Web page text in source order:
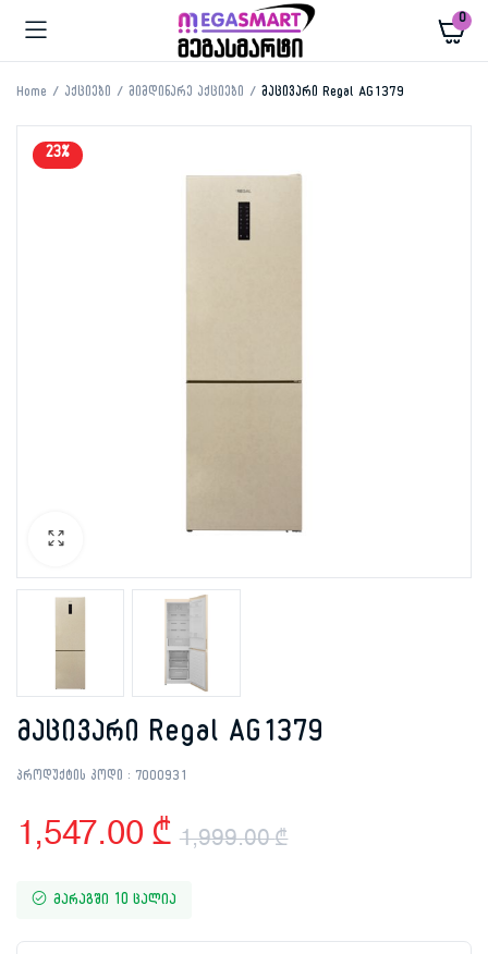
0
Home აქციები მიმდინარე აქციები მაცივარი Regal AG1379
23%
მაცივარი Regal AG1379
პროდუქტის კოდი : 7000931
1,999.00₾
price
1,547.00 ₾
price
მარაგში 10 ცალია